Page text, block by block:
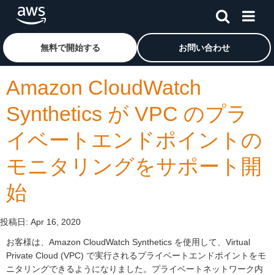
メインコンテンツに移動
アマゾン ウェブ サービスのホームページに戻るには、こ
無料で開始する お問い合わせ
Amazon CloudWatch
Synthetics が VPC のプラ
イベートエンドポイントの
モニタリングをサポート開
始
投稿日: Apr 16, 2020
お客様は、Amazon CloudWatch Synthetics を使用して、Virtual
Private Cloud (VPC) で実行されるプライベートエンドポイントをモ
ニタリングできるようになりました。プライベートネットワーク内